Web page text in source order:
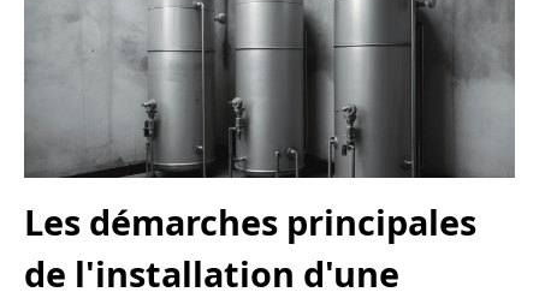
Les démarches principales
de l'installation d'une